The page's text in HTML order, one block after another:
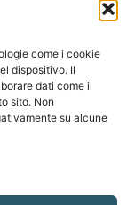
come i cookie
dispositivo. Il
dati come il
sito. Non
su alcune